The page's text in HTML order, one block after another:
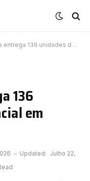
136 unidades do Residencial em Santos
136
em
Updated: Julho 22,